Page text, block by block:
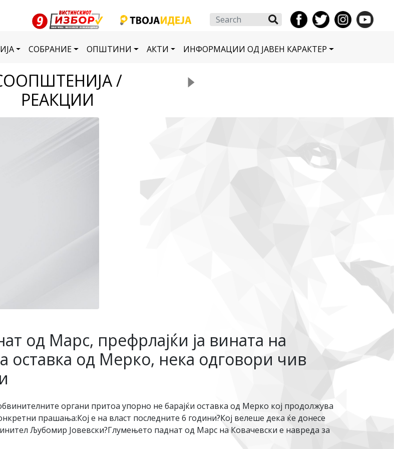
Search
СОБРАНИЕ ОПШТИНИ АКТИ ИНФОРМАЦИИ ОД ЈАВЕН КАРАКТЕР
/
РЕАКЦИИ
од Марс, префрлајќи ја вината на
оставка од Мерко, нека одговори чив
органи притоа упорно не барајќи оставка од Мерко кој продолжува
прашања:Кој е на власт последните 6 години?Кој велеше дека ќе донесе
Љубомир Јовевски?Глумењето паднат од Марс на Ковачевски е навреда за